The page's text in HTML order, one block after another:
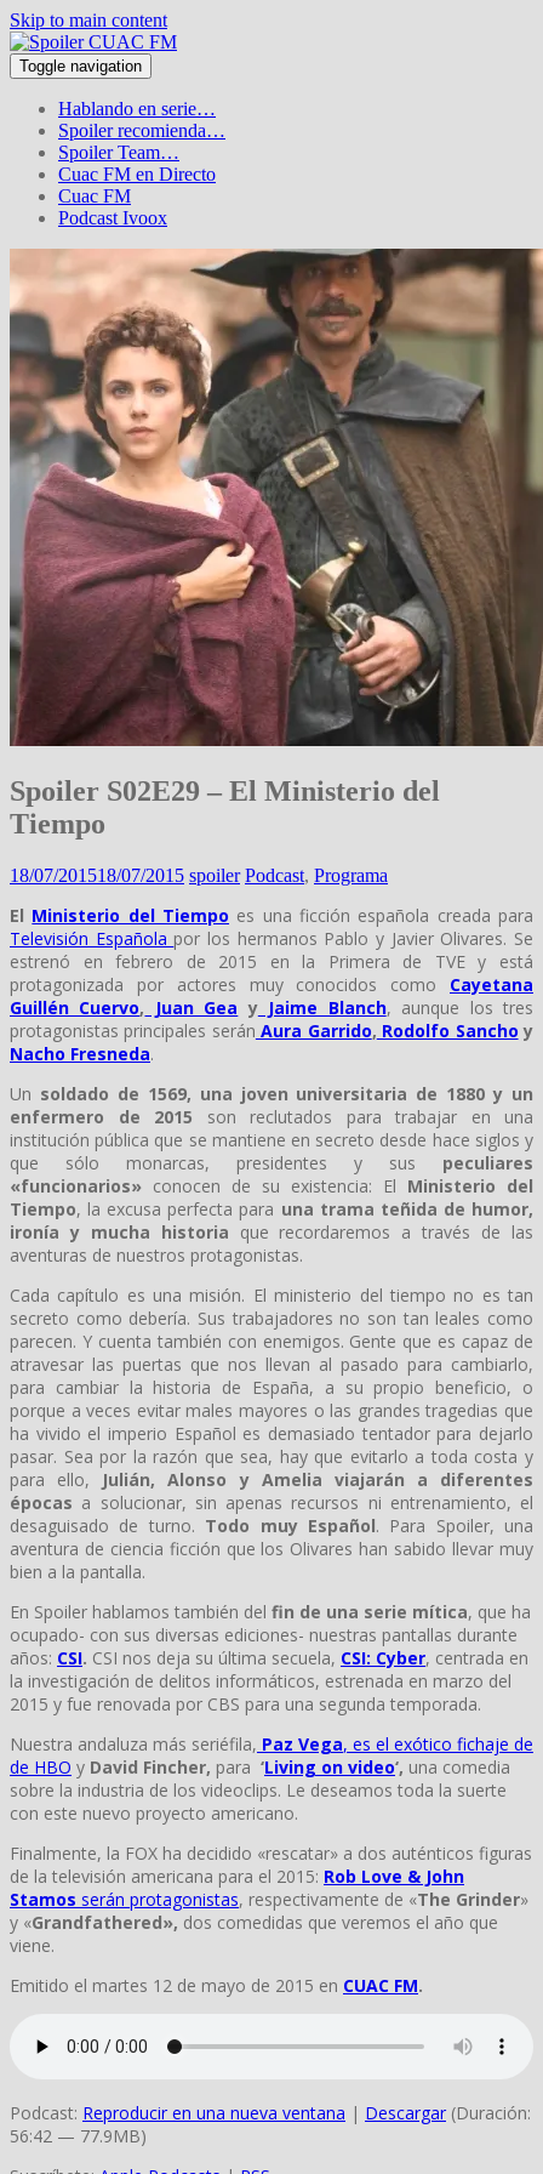
Skip to main content
Toggle navigation
Hablando en serie…
Spoiler recomienda…
Spoiler Team…
Cuac FM en Directo
Cuac FM
Podcast Ivoox
Spoiler S02E29 – El Ministerio del
Tiempo
18/07/201518/07/2015 spoiler Podcast, Programa
El Ministerio del Tiempo es una ficción española creada para
Televisión Española por los hermanos Pablo y Javier Olivares. Se
estrenó en febrero de 2015 en la Primera de TVE y está
protagonizada por actores muy conocidos como Cayetana
Guillén Cuervo, Juan Gea yJaime Blanch, aunque los tres
protagonistas principales serán Aura Garrido, Rodolfo Sancho y
Nacho Fresneda.
Un soldado de 1569, una joven universitaria de 1880 y un
enfermero de 2015 son reclutados para trabajar en una
institución pública que se mantiene en secreto desde hace siglos y
que sólo monarcas, presidentes y sus peculiares
«funcionarios» conocen de su existencia: El Ministerio del
Tiempo, la excusa perfecta para una trama teñida de humor,
ironía y mucha historia que recordaremos a través de las
aventuras de nuestros protagonistas.
Cada capítulo es una misión. El ministerio del tiempo no es tan
secreto como debería. Sus trabajadores no son tan leales como
parecen. Y cuenta también con enemigos. Gente que es capaz de
atravesar las puertas que nos llevan al pasado para cambiarlo,
para cambiar la historia de España, a su propio beneficio, o
porque a veces evitar males mayores o las grandes tragedias que
ha vivido el imperio Español es demasiado tentador para dejarlo
pasar. Sea por la razón que sea, hay que evitarlo a toda costa y
para ello, Julián, Alonso y Amelia viajarán a diferentes
épocas a solucionar, sin apenas recursos ni entrenamiento, el
desaguisado de turno. Todo muy Español. Para Spoiler, una
aventura de ciencia ficción que los Olivares han sabido llevar muy
bien a la pantalla.
En Spoiler hablamos también del fin de una serie mítica, que ha
ocupado- con sus diversas ediciones- nuestras pantallas durante
años: CSI. CSI nos deja su última secuela, CSI: Cyber, centrada en
la investigación de delitos informáticos, estrenada en marzo del
2015 y fue renovada por CBS para una segunda temporada.
Nuestra andaluza más seriéfila, Paz Vega, es el exótico fichaje de
de HBO y David Fincher, para ‘Living on video‘, una comedia
sobre la industria de los videoclips. Le deseamos toda la suerte
con este nuevo proyecto americano.
Finalmente, la FOX ha decidido «rescatar» a dos auténticos figuras
de la televisión americana para el 2015: Rob Love & John
Stamos serán protagonistas, respectivamente de «The Grinder»
y «Grandfathered», dos comedidas que veremos el año que
viene.
Emitido el martes 12 de mayo de 2015 en CUAC FM.
Podcast: Reproducir en una nueva ventana | Descargar (Duración:
56:42 — 77.9MB)